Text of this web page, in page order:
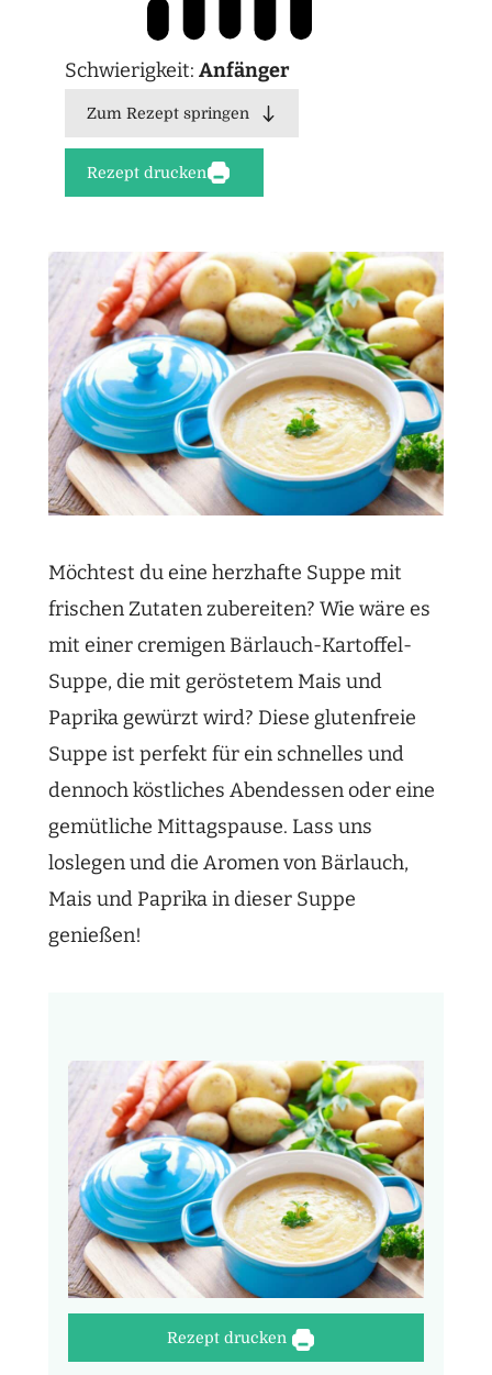
Schwierigkeit: Anfänger
Zum Rezept springen
Rezept drucken
Möchtest du eine herzhafte Suppe mit
frischen Zutaten zubereiten? Wie wäre es
mit einer cremigen Bärlauch-Kartoffel-
Suppe, die mit geröstetem Mais und
Paprika gewürzt wird? Diese glutenfreie
Suppe ist perfekt für ein schnelles und
dennoch köstliches Abendessen oder eine
gemütliche Mittagspause. Lass uns
loslegen und die Aromen von Bärlauch,
Mais und Paprika in dieser Suppe
genießen!
Rezept drucken